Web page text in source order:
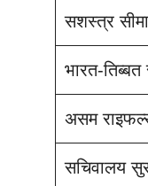
सशस्त्र
भारत-
असम
सचिवालय